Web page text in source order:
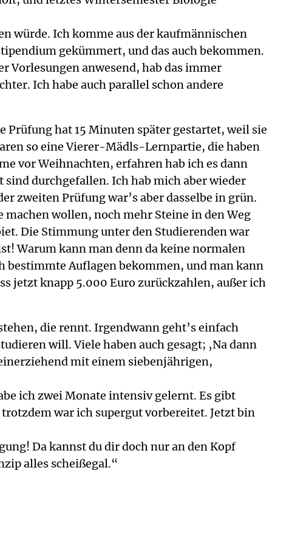
würde. Ich komme aus der kaufmännischen
gekümmert, und das auch bekommen.
Vorlesungen anwesend, hab das immer
Ich habe auch parallel schon andere
Prüfung hat 15 Minuten später gestartet, weil sie
so eine Vierer-Mädls-Lernpartie, die haben
vor Weihnachten, erfahren hab ich es dann
durchgefallen. Ich hab mich aber wieder
zweiten Prüfung war’s aber dasselbe in grün.
wollen, noch mehr Steine in den Weg
Die Stimmung unter den Studierenden war
Warum kann man denn da keine normalen
bestimmte Auflagen bekommen, und man kann
jetzt knapp 5.000 Euro zurückzahlen, außer ich
die rennt. Irgendwann geht’s einfach
will. Viele haben auch gesagt; ‚Na dann
mit einem siebenjährigen,
ich zwei Monate intensiv gelernt. Es gibt
war ich supergut vorbereitet. Jetzt bin
Da kannst du dir doch nur an den Kopf
alles scheißegal.“